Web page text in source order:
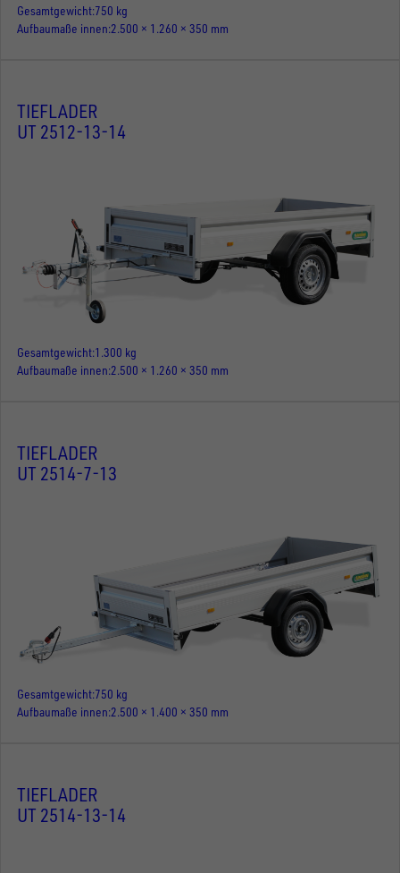
Gesamtgewicht 750 kg
Aufbaumaße innen 2.500 × 1.260 × 350 mm
TIEFLADER
UT 2512-13-14
Gesamtgewicht 1.300 kg
Aufbaumaße innen 2.500 × 1.260 × 350 mm
TIEFLADER
UT 2514-7-13
Gesamtgewicht 750 kg
Aufbaumaße innen 2.500 × 1.400 × 350 mm
TIEFLADER
UT 2514-13-14